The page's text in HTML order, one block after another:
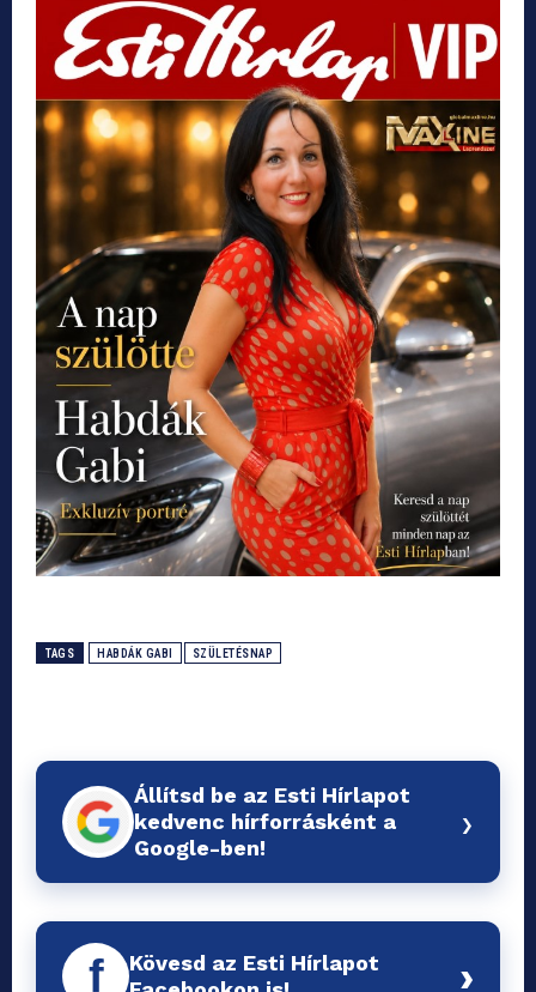
TAGS HABDÁK GABI SZÜLETÉSNAP
Állítsd be az Esti Hírlapot
kedvenc hírforrásként a
Google-ben!
›
f
Kövesd az Esti Hírlapot
›